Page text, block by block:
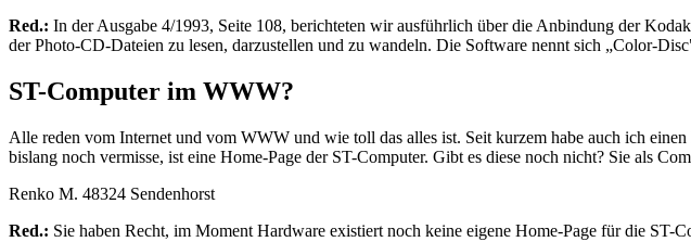
Red.: In der Ausgabe 4/1993, Seite 108, berichteten wir ausführlich über die Anbindung der
der Photo-CD-Dateien zu lesen, darzustellen und zu wandeln. Die Software nennt sich „Color-
ST-Computer im WWW?
Alle reden vom Internet und vom WWW und wie toll das alles ist. Seit kurzem habe auch ich
bislang noch vermisse, ist eine Home-Page der ST-Computer. Gibt es diese noch nicht? Sie als
Renko M. 48324 Sendenhorst
Red.: Sie haben Recht, im Moment Hardware existiert noch keine eigene Home-Page für die